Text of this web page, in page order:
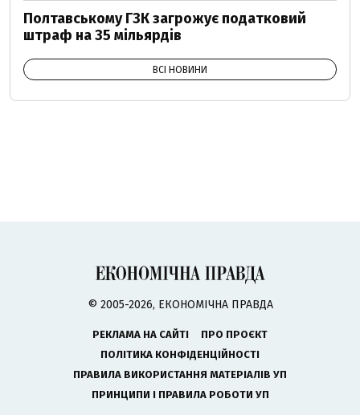
Полтавському ГЗК загрожує податковий
штраф на 35 мільярдів
ВСІ НОВИНИ
© 2005-2026, ЕКОНОМІЧНА ПРАВДА
РЕКЛАМА НА САЙТІ
ПРО ПРОЄКТ
ПОЛІТИКА КОНФІДЕНЦІЙНОСТІ
ПРАВИЛА ВИКОРИСТАННЯ МАТЕРІАЛІВ УП
ПРИНЦИПИ І ПРАВИЛА РОБОТИ УП